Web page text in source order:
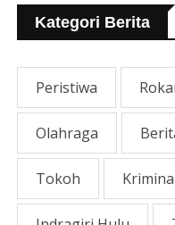
Kategori Berita
Peristiwa
Olahraga
Tokoh